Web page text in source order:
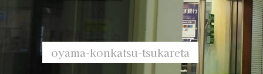
oyama-konkatsu-tsukareta